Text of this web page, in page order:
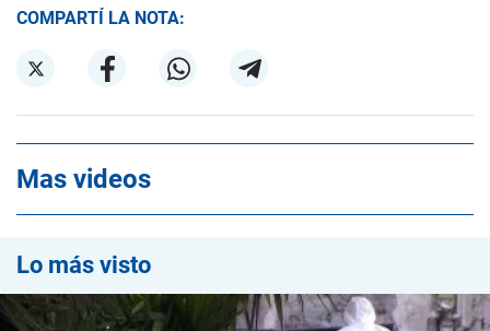
COMPARTÍ LA NOTA:
Mas videos
Lo más visto